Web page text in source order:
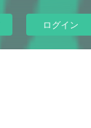
ログイン